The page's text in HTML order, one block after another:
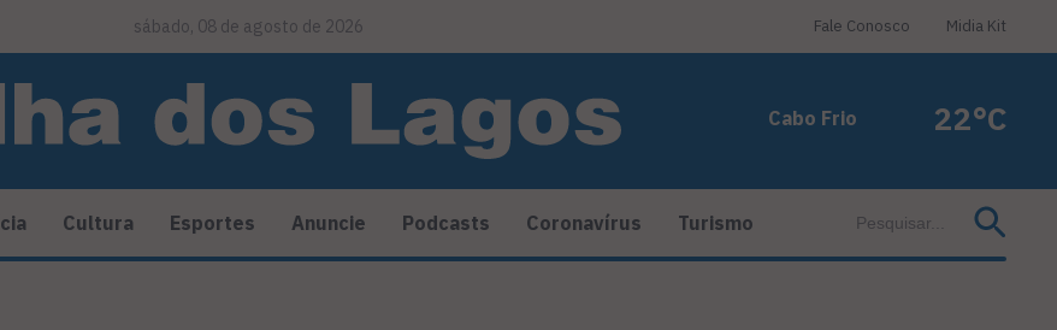
sábado, 08 de agosto de 2026 Fale Conosco Midia Kit
Cabo Frio 22°C
Cultura Esportes Anuncie Podcasts Coronavírus Turismo